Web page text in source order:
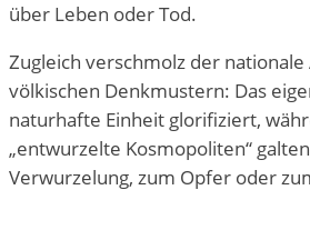
über Leben oder Tod.
Zugleich verschmolz der
völkischen Denkmustern: Das
naturhafte Einheit glorifiziert,
„entwurzelte Kosmopoliten“
Verwurzelung, zum Opfer oder